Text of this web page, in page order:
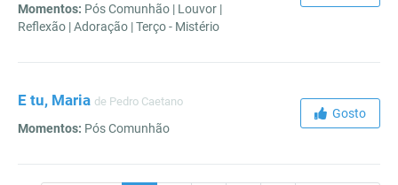
Momentos: Pós Comunhão | Louvor |
Reflexão | Adoração | Terço - Mistério
E tu, Maria de Pedro Caetano
Momentos: Pós Comunhão
Gosto